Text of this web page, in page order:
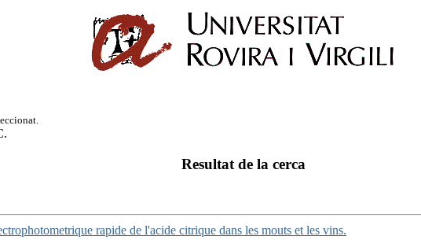
Resultat de la cerca
rapide de l'acide citrique dans les mouts et les vins.